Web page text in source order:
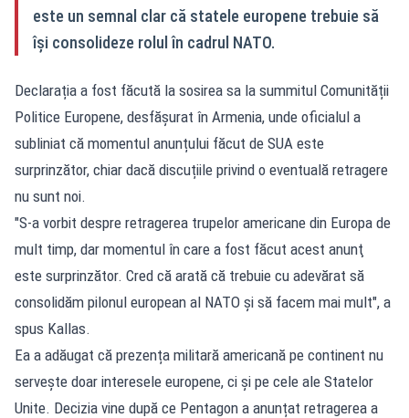
este un semnal clar că statele europene trebuie să
își consolideze rolul în cadrul NATO.
Declarația a fost făcută la sosirea sa la summitul Comunității
Politice Europene, desfășurat în Armenia, unde oficialul a
subliniat că momentul anunțului făcut de SUA este
surprinzător, chiar dacă discuțiile privind o eventuală retragere
nu sunt noi.
"S-a vorbit despre retragerea trupelor americane din Europa de
mult timp, dar momentul în care a fost făcut acest anunţ
este surprinzător. Cred că arată că trebuie cu adevărat să
consolidăm pilonul european al NATO şi să facem mai mult", a
spus Kallas.
Ea a adăugat că prezența militară americană pe continent nu
servește doar interesele europene, ci și pe cele ale Statelor
Unite. Decizia vine după ce Pentagon a anunțat retragerea a